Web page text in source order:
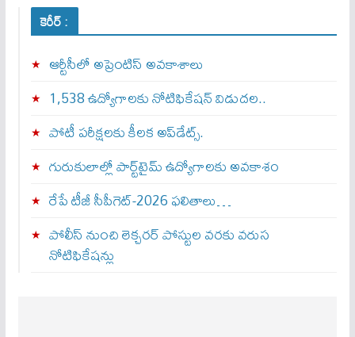
కెరీర్ :
ఆర్టీసీలో అప్రెంటిస్‌ అవకాశాలు
1,538 ఉద్యోగాలకు నోటిఫికేషన్ విడుదల..
పోటీ పరీక్షలకు కీలక అప్‌డేట్స్.
గురుకులాల్లో పార్ట్‌టైమ్ ఉద్యోగాలకు అవకాశం
రేపే టీజీ సీపీగెట్‌-2026 ఫలితాలు…
పోలీస్ నుంచి లెక్చరర్ పోస్టుల వరకు వరుస
నోటిఫికేషన్లు